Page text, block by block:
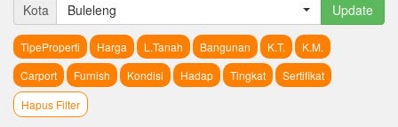
Kota Buleleng Update
TipeProperti Harga L.Tanah Bangunan K.T.
K.M.
Carport
Furnish Kondisi Hadap Tingkat
Sertifikat
Hapus Filter